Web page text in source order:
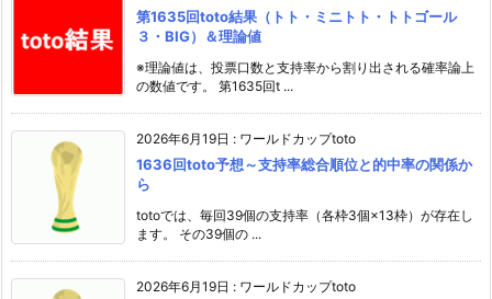
第1635回toto結果（トト・ミニトト・トトゴール
３・BIG）＆理論値
※理論値は、投票口数と支持率から割り出される確率論上
の数値です。 第1635回t ...
2026年6月19日 : ワールドカップtoto
1636回toto予想～支持率総合順位と的中率の関係か
ら
totoでは、毎回39個の支持率（各枠3個×13枠）が存在し
ます。 その39個の ...
2026年6月19日 : ワールドカップtoto